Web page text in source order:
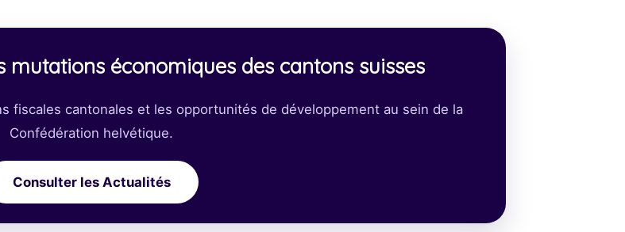
mutations économiques des cantons suisses
fiscales cantonales et les opportunités de développement au sein de la
Confédération helvétique.
Consulter les Actualités